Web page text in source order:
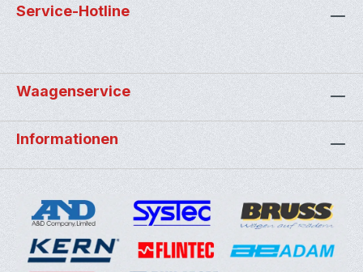
Service-Hotline
Waagenservice
Informationen